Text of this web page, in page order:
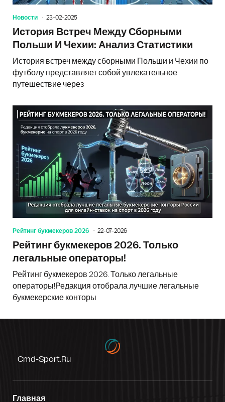
Новости 23-02-2025
История Встреч Между Сборными
Польши И Чехии: Анализ Статистики
История встреч между сборными Польши и Чехии по
футболу представляет собой увлекательное
путешествие через
Рейтинг букмекеров 2026 22-07-2026
Рейтинг букмекеров 2026. Только
легальные операторы!
Рейтинг букмекеров 2026. Только легальные
операторы!Редакция отобрала лучшие легальные
букмекерские конторы
Cmd-Sport.ru
Главная